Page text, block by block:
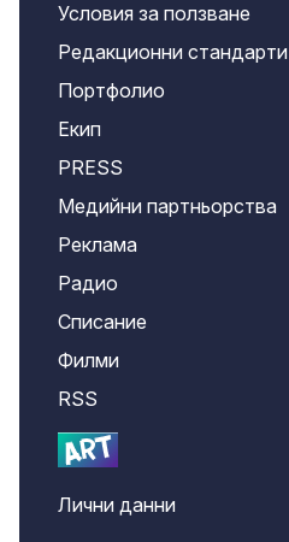
Условия за ползване
Редакционни стандарти
Портфолио
Екип
PRESS
Медийни партньорства
Реклама
Радио
Списание
Филми
RSS
Лични данни